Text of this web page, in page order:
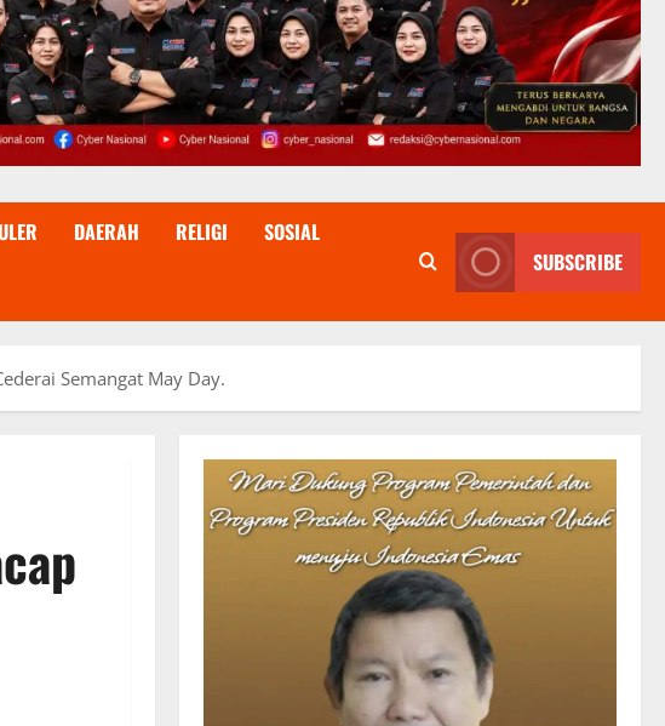
DAERAH RELIGI SOSIAL
SUBSCRIBE
Semangat May Day.